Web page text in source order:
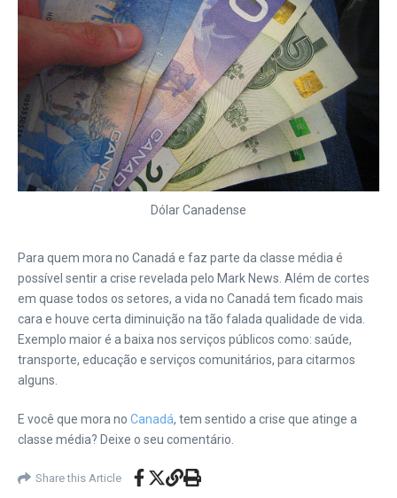
Dólar Canadense
Para quem mora no Canadá e faz parte da classe média é
possível sentir a crise revelada pelo Mark News. Além de cortes
em quase todos os setores, a vida no Canadá tem ficado mais
cara e houve certa diminuição na tão falada qualidade de vida.
Exemplo maior é a baixa nos serviços públicos como: saúde,
transporte, educação e serviços comunitários, para citarmos
alguns.
E você que mora no Canadá, tem sentido a crise que atinge a
classe média? Deixe o seu comentário.
Share this Article